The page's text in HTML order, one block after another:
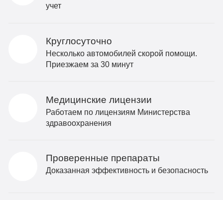
учет
Круглосуточно
Несколько автомобилей скорой помощи.
Приезжаем за 30 минут
Медицинские лицензии
Работаем по лицензиям Министерства
здравоохранения
Проверенные препараты
Доказанная эффективность и безопасность